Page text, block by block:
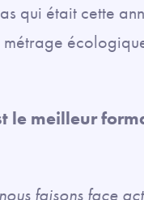
qui était cette
métrage
le meilleur
faisons face